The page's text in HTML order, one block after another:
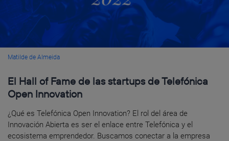
Matilde de Almeida
El Hall of Fame de las startups de Telefónica
Open Innovation
¿Qué es Telefónica Open Innovation? El rol del área de
Innovación Abierta es ser el enlace entre Telefónica y el
ecosistema emprendedor. Buscamos conectar a la empresa